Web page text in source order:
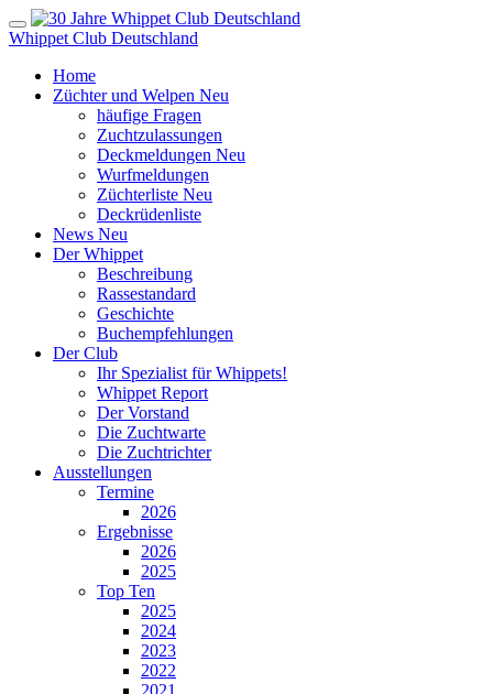
Whippet Club Deutschland
Home
Züchter und Welpen Neu
häufige Fragen
Zuchtzulassungen
Deckmeldungen Neu
Wurfmeldungen
Züchterliste Neu
Deckrüdenliste
News Neu
Der Whippet
Beschreibung
Rassestandard
Geschichte
Buchempfehlungen
Der Club
Ihr Spezialist für Whippets!
Whippet Report
Der Vorstand
Die Zuchtwarte
Die Zuchtrichter
Ausstellungen
Termine
2026
Ergebnisse
2026
2025
Top Ten
2025
2024
2023
2022
2021